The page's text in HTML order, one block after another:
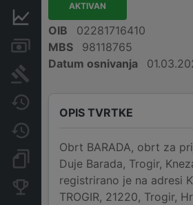
Financijski podaci
Računi i blokade
Promjene
Dokumenti i objave
Konkurentske tvrtke
AKTIVAN
OIB
02281716410
MBS
98118765
Datum osnivanja
OPIS TVRTKE
Obrt BARADA, obrt za
Duje Barada, Trogir,
registrirano je na adresi
TROGIR, 21220, Trogir,